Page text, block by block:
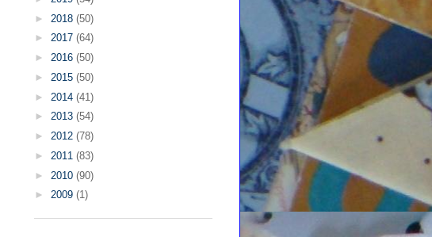
► 2018 (50)
► 2017 (64)
► 2016 (50)
► 2015 (50)
► 2014 (41)
► 2013 (54)
► 2012 (78)
► 2011 (83)
► 2010 (90)
► 2009 (1)